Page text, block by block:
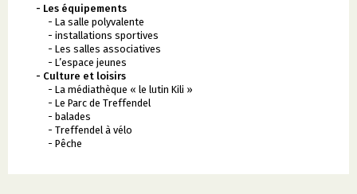
- Les équipements
- La salle polyvalente
- installations sportives
- Les salles associatives
- L’espace jeunes
- Culture et loisirs
- La médiathèque « le lutin Kili »
- Le Parc de Treffendel
- balades
- Treffendel à vélo
- Pêche